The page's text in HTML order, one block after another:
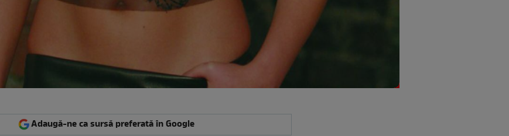
Adaugă-ne ca sursă preferată în Google